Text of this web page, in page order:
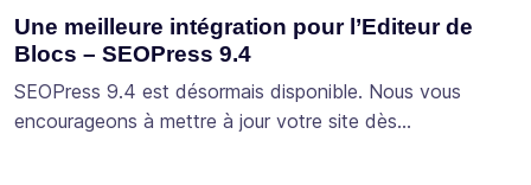
Une meilleure intégration pour l’Editeur de
Blocs – SEOPress 9.4
SEOPress 9.4 est désormais disponible. Nous vous
encourageons à mettre à jour votre site dès…